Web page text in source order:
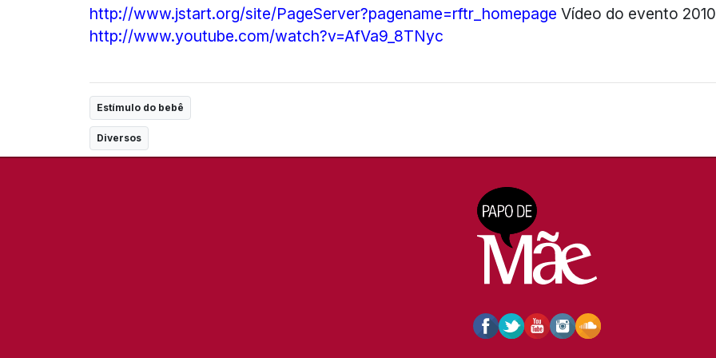
http://www.jstart.org/site/PageServer?pagename=rftr_homepage Vídeo do evento
http://www.youtube.com/watch?v=AfVa9_8TNyc
Estímulo do bebê
Diversos